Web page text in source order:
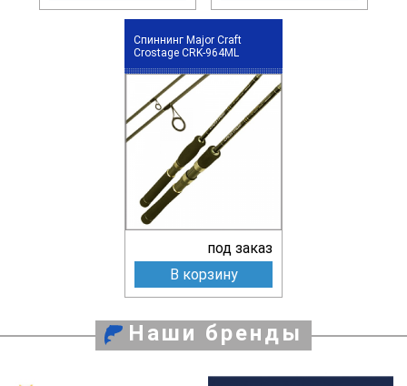
Спиннинг Major Craft
Crostage CRK-964ML
под заказ
В корзину
Наши бренды